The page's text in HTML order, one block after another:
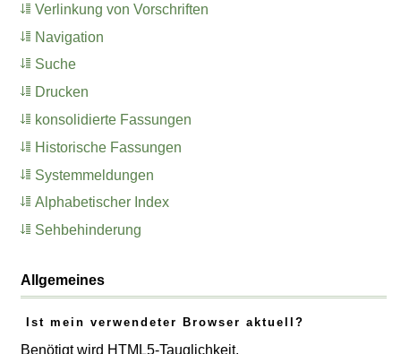
Verlinkung von Vorschriften
Navigation
Suche
Drucken
konsolidierte Fassungen
Historische Fassungen
Systemmeldungen
Alphabetischer Index
Sehbehinderung
Allgemeines
Ist mein verwendeter Browser aktuell?
Benötigt wird HTML5-Tauglichkeit.